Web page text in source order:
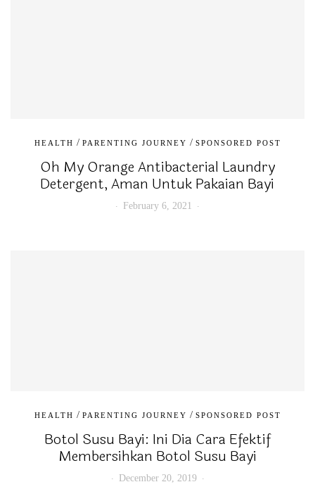
HEALTH / PARENTING JOURNEY / SPONSORED POST
Oh My Orange Antibacterial Laundry
Detergent, Aman Untuk Pakaian Bayi
February 6, 2021
HEALTH / PARENTING JOURNEY / SPONSORED POST
Botol Susu Bayi: Ini Dia Cara Efektif
Membersihkan Botol Susu Bayi
December 20, 2019